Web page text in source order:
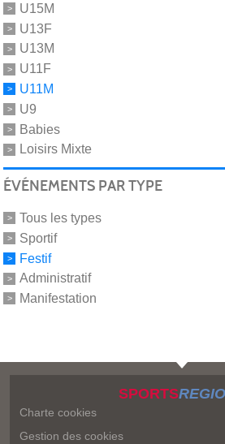
U15M
U13F
U13M
U11F
U11M
U9
Babies
Loisirs Mixte
ÉVÉNEMENTS PAR TYPE
Tous les types
Sportif
Festif
Administratif
Manifestation
SPORTS
Charte cookies
Gestion des cookies